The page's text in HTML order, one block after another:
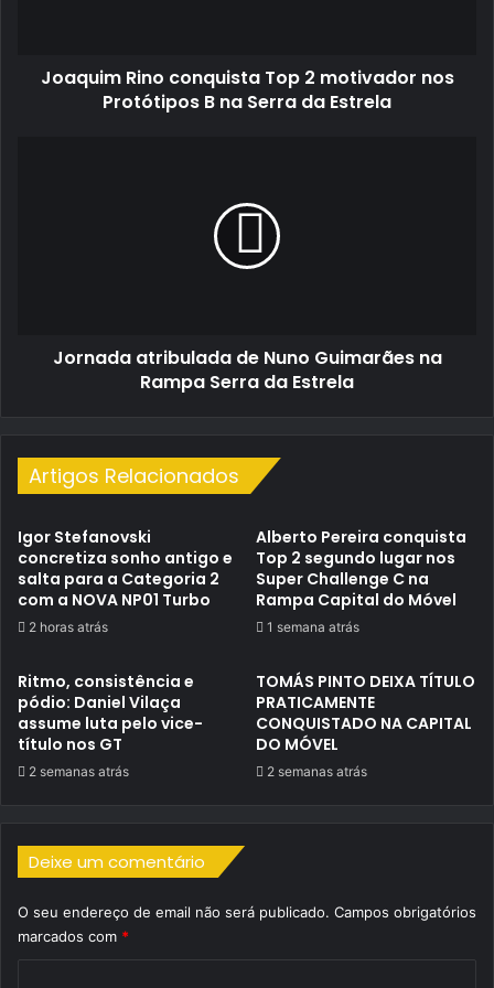
Joaquim Rino conquista Top 2 motivador nos
Protótipos B na Serra da Estrela
EstrelaJornada atribulada de Nuno Guimarães na
Rampa Serra da Estrela
Artigos Relacionados
Igor Stefanovski
concretiza sonho antigo e
salta para a Categoria 2
com a NOVA NP01 Turbo
2 horas atrás
Alberto Pereira conquista
Top 2 segundo lugar nos
Super Challenge C na
Rampa Capital do Móvel
1 semana atrás
Ritmo, consistência e
pódio: Daniel Vilaça
assume luta pelo vice-
título nos GT
2 semanas atrás
TOMÁS PINTO DEIXA TÍTULO
PRATICAMENTE
CONQUISTADO NA CAPITAL
DO MÓVEL
2 semanas atrás
Deixe um comentário
O seu endereço de email não será publicado. Campos obrigatórios
marcados com *